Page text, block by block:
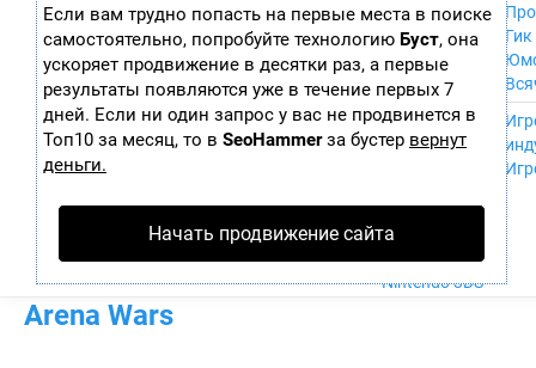
Если вам трудно попасть на первые места в поиске
самостоятельно, попробуйте технологию Буст, она
ускоряет продвижение в десятки раз, а первые
результаты появляются уже в течение первых 7
дней. Если ни один запрос у вас не продвинется в
Топ10 за месяц, то в SeoHammerза бустер вернут
деньги.
Начать продвижение сайта
Android
iPhone, iPod,
iPad
MacOS
Sega Mega Drive
NES
Wii U
PS4
Xbox One
Nintendo 3DS
Гик
Arena Wars